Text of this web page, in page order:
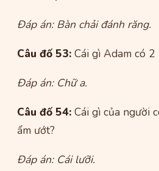
Đáp án: Bàn chải đánh răng.
Câu đố 53: Cái gì Adam có 2
Đáp án: Chữ a.
Câu đố 54: Cái gì của người
ẩm ướt?
Đáp án: Cái lưỡi.